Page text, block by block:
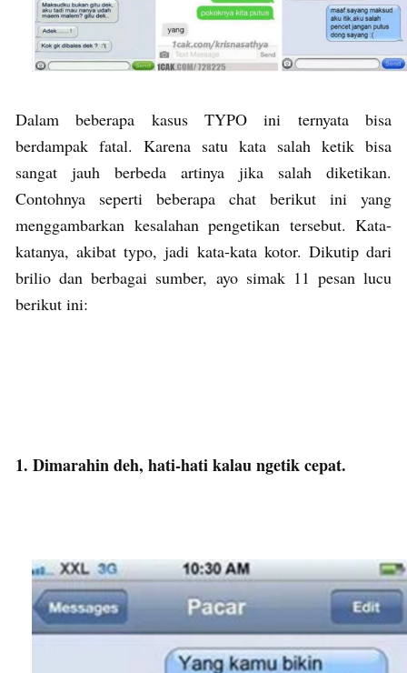
Dalam beberapa kasus TYPO ini ternyata bisa
berdampak fatal. Karena satu kata salah ketik bisa
sangat jauh berbeda artinya jika salah diketikan.
Contohnya seperti beberapa chat berikut ini yang
menggambarkan kesalahan pengetikan tersebut. Kata-
katanya, akibat typo, jadi kata-kata kotor. Dikutip dari
brilio dan berbagai sumber, ayo simak 11 pesan lucu
berikut ini:
1. Dimarahin deh, hati-hati kalau ngetik cepat.